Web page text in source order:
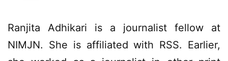
Ranjita Adhikari is a journalist fellow at
NIMJN. She is affiliated with RSS. Earlier,